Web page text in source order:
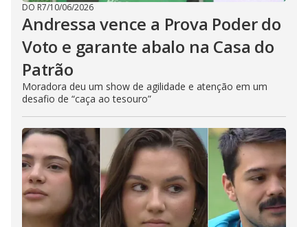
DO R7/10/06/2026
Andressa vence a Prova Poder do
Voto e garante abalo na Casa do
Patrão
Moradora deu um show de agilidade e atenção em um
desafio de “caça ao tesouro”